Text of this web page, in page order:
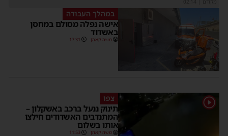
במהלך העבודה
אישה נפלה מסולם במחסן
באשדוד
משה קאהן 17:31
צפו
תינוק ננעל ברכב באשקלון –
המתנדבים האשדודים חילצו
אותו בשלום
משה קאהן 11:53